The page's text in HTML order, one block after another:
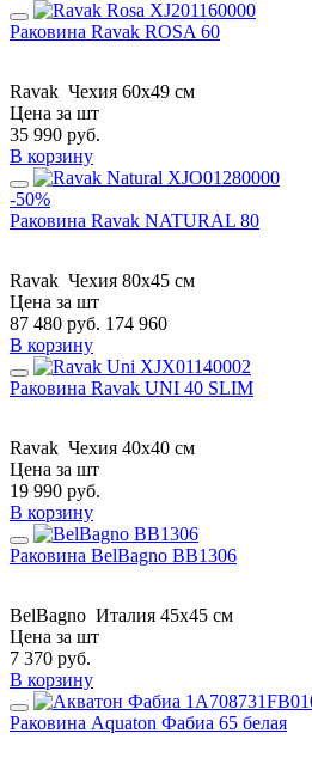
Раковина Ravak ROSA 60
Ravak Чехия 60x49 см
Цена за шт
35 990 руб.
В корзину
-50%
Раковина Ravak NATURAL 80
Ravak Чехия 80x45 см
Цена за шт
87 480 руб. 174 960
В корзину
Раковина Ravak UNI 40 SLIM
Ravak Чехия 40x40 см
Цена за шт
19 990 руб.
В корзину
Раковина BelBagno BB1306
BelBagno Италия 45x45 см
Цена за шт
7 370 руб.
В корзину
Раковина Aquaton Фабиа 65 белая